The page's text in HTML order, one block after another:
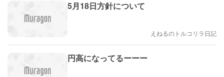
5月18日方針について
えねるのトルコリラ日記
円高になってるーーー